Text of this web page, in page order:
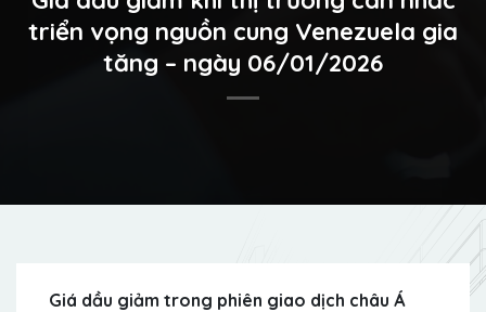
triển vọng nguồn cung Venezuela gia
tăng – ngày 06/01/2026
Giá dầu giảm trong phiên giao dịch châu Á